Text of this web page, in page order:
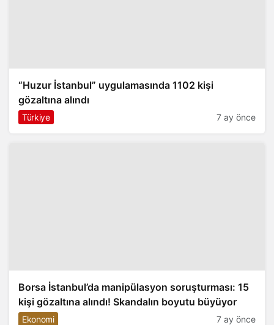
“Huzur İstanbul” uygulamasında 1102 kişi
gözaltına alındı
Türkiye 7 ay önce
Borsa İstanbul’da manipülasyon soruşturması: 15
kişi gözaltına alındı! Skandalın boyutu büyüyor
Ekonomi 7 ay önce